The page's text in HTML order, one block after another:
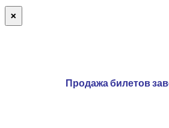
×
Продажа билетов